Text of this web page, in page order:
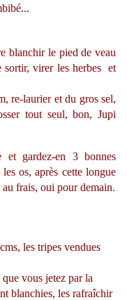
blanchir le pied de veau
sortir, virer les herbes et
re-laurier et du gros sel,
tout seul, bon, Jupi
gardez-en 3 bonnes
os, après cette longue
frais, oui pour demain.
les tripes vendues
vous jetez par la
blanchies, les rafraîchir